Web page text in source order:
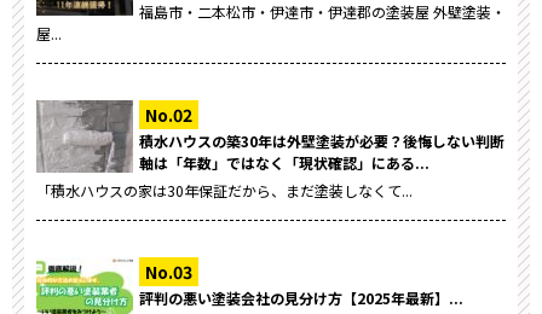
福島市・二本松市・伊達市・伊達郡の塗装屋 外壁塗装・
屋...
積水ハウスの築30年は外壁塗装が必要？後悔しない判断
軸は「年数」ではなく「現状確認」にある...
「積水ハウスの家は30年保証だから、まだ塗装しなくて...
評判の悪い塗装会社の見分け方【2025年最新】...